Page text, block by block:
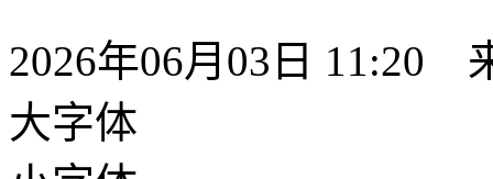
2026年06月03日 11:20
大字体